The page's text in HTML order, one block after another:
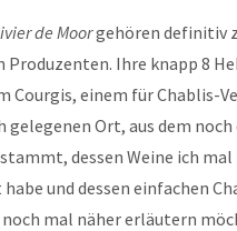
de Moorgehören definitiv
Produzenten. Ihre knapp 8
Courgis, einem für Chablis-
gelegenen Ort, aus dem
dessen Weine ich mal
und dessen einfachen
noch mal näher erläutern